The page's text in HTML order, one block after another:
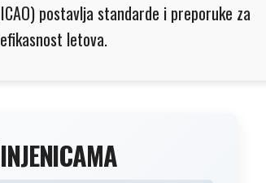
postavlja standarde i preporuke za
letova.